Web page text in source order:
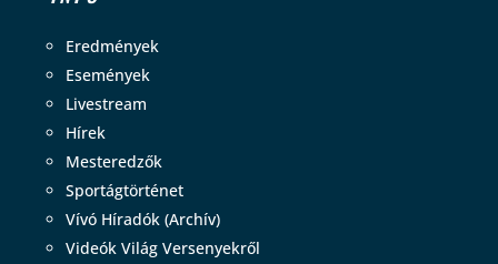
Eredmények
Események
Livestream
Hírek
Mesteredzők
Sportágtörténet
Vívó Híradók (Archív)
Videók Világ Versenyekről